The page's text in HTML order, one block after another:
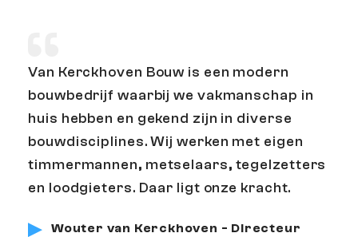
Van Kerckhoven Bouw is een modern
bouwbedrijf waarbij we vakmanschap in
huis hebben en gekend zijn in diverse
bouwdisciplines. Wij werken met eigen
timmermannen, metselaars, tegelzetters
en loodgieters. Daar ligt onze kracht.
Wouter van Kerckhoven - Directeur